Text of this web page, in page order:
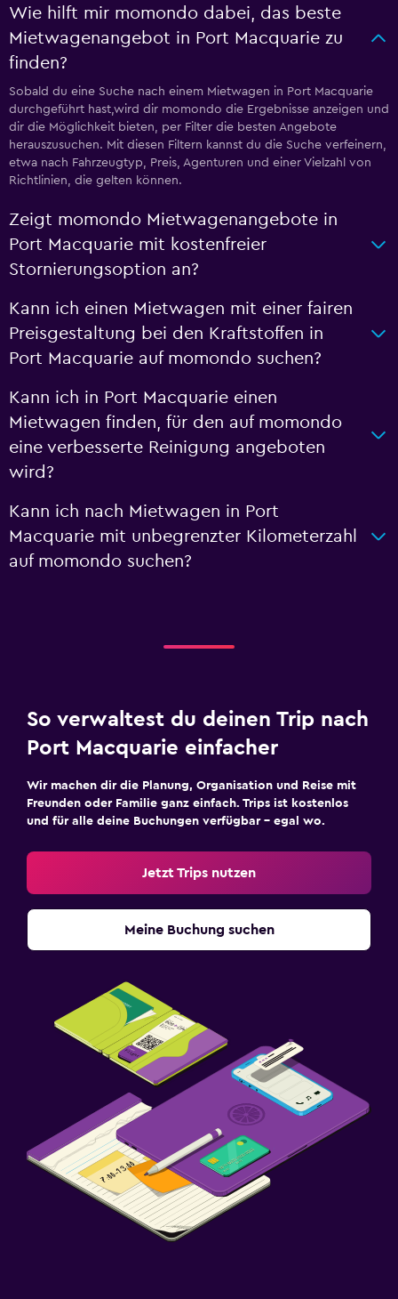
Wie hilft mir momondo dabei, das beste
Mietwagenangebot in Port Macquarie zu
finden?
Sobald du eine Suche nach einem Mietwagen in Port Macquarie
durchgeführt hast,wird dir momondo die Ergebnisse anzeigen und
dir die Möglichkeit bieten, per Filter die besten Angebote
herauszusuchen. Mit diesen Filtern kannst du die Suche verfeinern,
etwa nach Fahrzeugtyp, Preis, Agenturen und einer Vielzahl von
Richtlinien, die gelten können.
Zeigt momondo Mietwagenangebote in
Port Macquarie mit kostenfreier
Stornierungsoption an?
Kann ich einen Mietwagen mit einer fairen
Preisgestaltung bei den Kraftstoffen in
Port Macquarie auf momondo suchen?
Kann ich in Port Macquarie einen
Mietwagen finden, für den auf momondo
eine verbesserte Reinigung angeboten
wird?
Kann ich nach Mietwagen in Port
Macquarie mit unbegrenzter Kilometerzahl
auf momondo suchen?
So verwaltest du deinen Trip nach
Port Macquarie einfacher
Wir machen dir die Planung, Organisation und Reise mit
Freunden oder Familie ganz einfach. Trips ist kostenlos
und für alle deine Buchungen verfügbar – egal wo.
Jetzt Trips nutzen
Meine Buchung suchen